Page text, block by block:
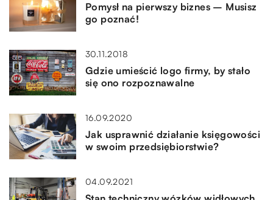
Pomysł na pierwszy biznes – Musisz
go poznać!
30.11.2018
Gdzie umieścić logo firmy, by stało
się ono rozpoznawalne
16.09.2020
Jak usprawnić działanie księgowości
w swoim przedsiębiorstwie?
04.09.2021